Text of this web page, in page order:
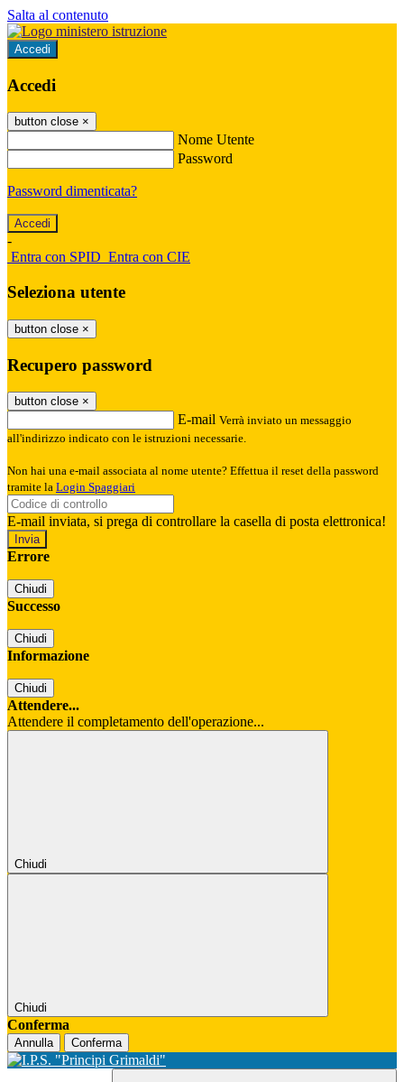
Salta al contenuto
Accedi
Accedi
button close ×
Nome Utente
Password
Password dimenticata?
-
Entra con SPID Entra con CIE
Seleziona utente
button close ×
Recupero password
button close ×
E-mail Verrà inviato un messaggio
all'indirizzo indicato con le istruzioni necessarie.
Non hai una e-mail associata al nome utente? Effettua il reset della password
tramite la Login Spaggiari
E-mail inviata, si prega di controllare la casella di posta elettronica!
Errore
Chiudi
Successo
Chiudi
Informazione
Chiudi
Attendere...
Attendere il completamento dell'operazione...
Chiudi
Chiudi
Conferma
Annulla Conferma